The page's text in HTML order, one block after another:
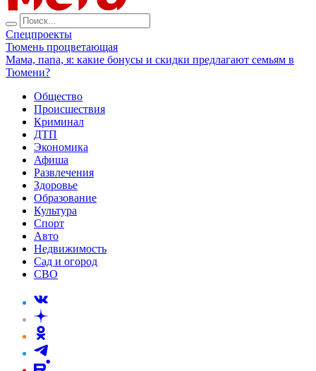
Спецпроекты
Тюмень процветающая
Мама, папа, я: какие бонусы и скидки предлагают семьям в
Тюмени?
Общество
Происшествия
Криминал
ДТП
Экономика
Афиша
Развлечения
Здоровье
Образование
Культура
Спорт
Авто
Недвижимость
Сад и огород
СВО